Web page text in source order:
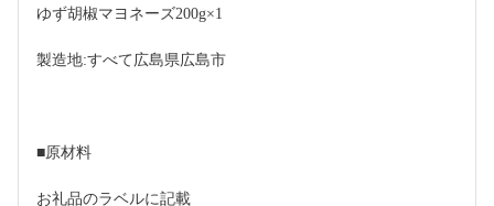
ゆず胡椒マヨネーズ200g×1
製造地:すべて広島県広島市
■原材料
お礼品のラベルに記載